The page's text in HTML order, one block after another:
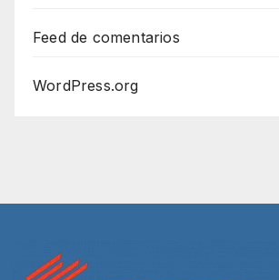
Feed de comentarios
WordPress.org